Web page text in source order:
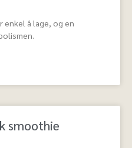
å lage, og en
smoothie